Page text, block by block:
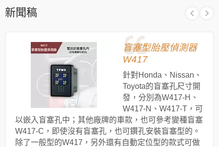
新聞稿
盲塞型胎壓偵測器
W417
針對Honda、Nissan、
Toyota的盲塞孔尺寸開
發，分別為W417-H、
W417-N、W417-T，可
以嵌入盲塞孔中；其他廠牌的車款，也可參考變種盲塞
W417-C，即使沒有盲塞孔，也可鑽孔安裝盲塞型的。
除了一般型的W417，另外還有自動定位型的款式可做